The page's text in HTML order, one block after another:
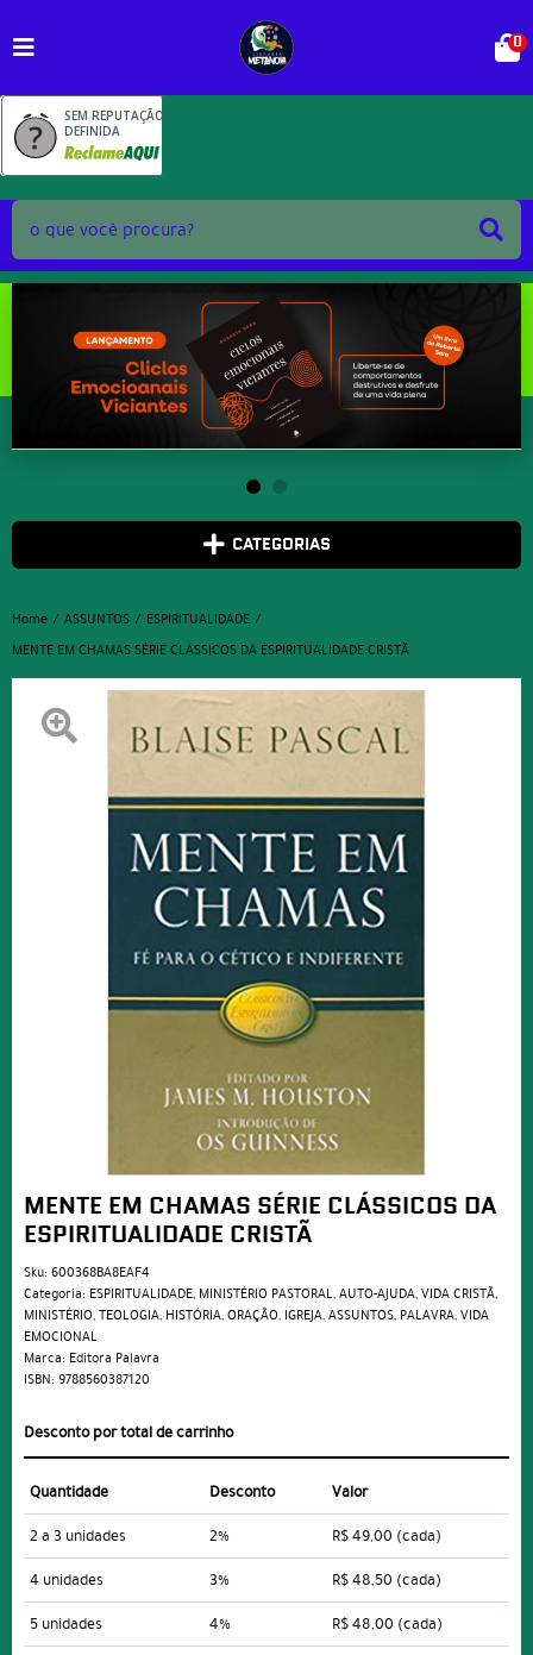
SEM REPUTAÇÃO
DEFINIDA
0
CATEGORIAS
Home ASSUNTOS
ESPIRITUALIDADE
MENTE EM CHAMAS SÉRIE CLÁSSICOS DA ESPIRITUALIDADE CRISTÃ
MENTE EM CHAMAS SÉRIE CLÁSSICOS DA
ESPIRITUALIDADE CRISTÃ
Sku: 600368BA8EAF4
Categoria: ESPIRITUALIDADE, MINISTÉRIO PASTORAL,AUTO-AJUDA,VIDA CRISTÃ,
MINISTÉRIO,TEOLOGIA, HISTÓRIA,ORAÇÃO, IGREJA,ASSUNTOS, PALAVRA,VIDA
EMOCIONAL
Marca: Editora Palavra
ISBN: 9788560387120
Desconto por total de carrinho
Quantidade Desconto
Valor
2 a 3 unidades
2% R$ 49,00 (cada)
4 unidades
3% R$ 48,50 (cada)
5 unidades
4% R$ 48,00 (cada)